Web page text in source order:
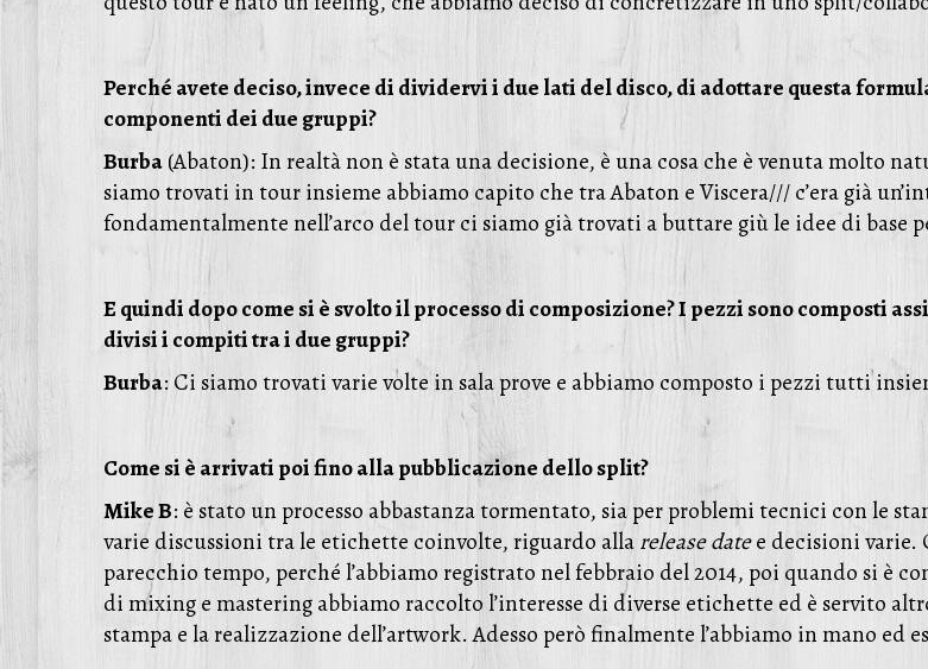
Perché avete deciso, invece di dividervi i due lati del disco, di adottare questa
componenti dei due gruppi?
Burba(Abaton): In realtà non è stata una decisione, è una cosa che è venuta molto
siamo trovati in tour insieme abbiamo capito che tra Abaton e Viscera/// c’era già
fondamentalmente nell’arco del tour ci siamo già trovati a buttare giù le idee di base
E quindi dopo come si è svolto il processo di composizione? I pezzi sono composti
divisi i compiti tra i due gruppi?
Burba: Ci siamo trovati varie volte in sala prove e abbiamo composto i pezzi tutti
Come si è arrivati poi fino alla pubblicazione dello split?
Mike B: è stato un processo abbastanza tormentato, sia per problemi tecnici con le
varie discussioni tra le etichette coinvolte, riguardo allarelease datee decisioni varie.
parecchio tempo, perché l’abbiamo registrato nel febbraio del 2014, poi quando si è
di mixing e mastering abbiamo raccolto l’interesse di diverse etichette ed è servito
stampa e la realizzazione dell’artwork. Adesso però finalmente l’abbiamo in mano ed